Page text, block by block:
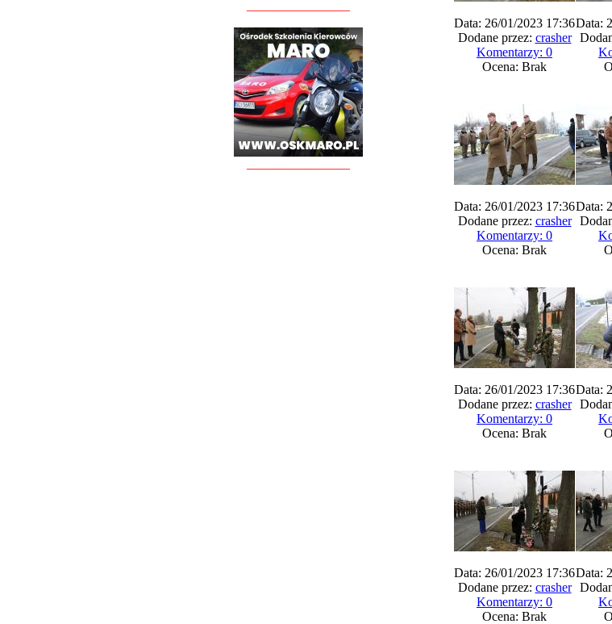
Data: 26/01/2023 17:36
Dodane przez: crasher
Komentarzy: 0
Ocena: Brak
Data:
Data: 26/01/2023 17:36
Dodane przez: crasher
Komentarzy: 0
Ocena: Brak
Data:
Data: 26/01/2023 17:36
Dodane przez: crasher
Komentarzy: 0
Ocena: Brak
Data:
Data: 26/01/2023 17:36
Dodane przez: crasher
Komentarzy: 0
Ocena: Brak
Data: